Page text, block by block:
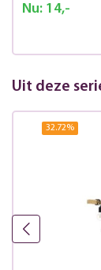
Nu:14,-
Uit deze
32.72%